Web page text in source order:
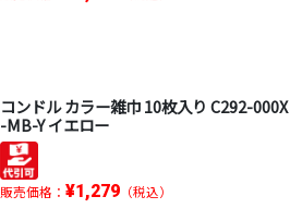
コンドル カラー雑巾 10枚入り C292-000X
-MB-Y イエロー
販売価格： ¥1,279（税込）